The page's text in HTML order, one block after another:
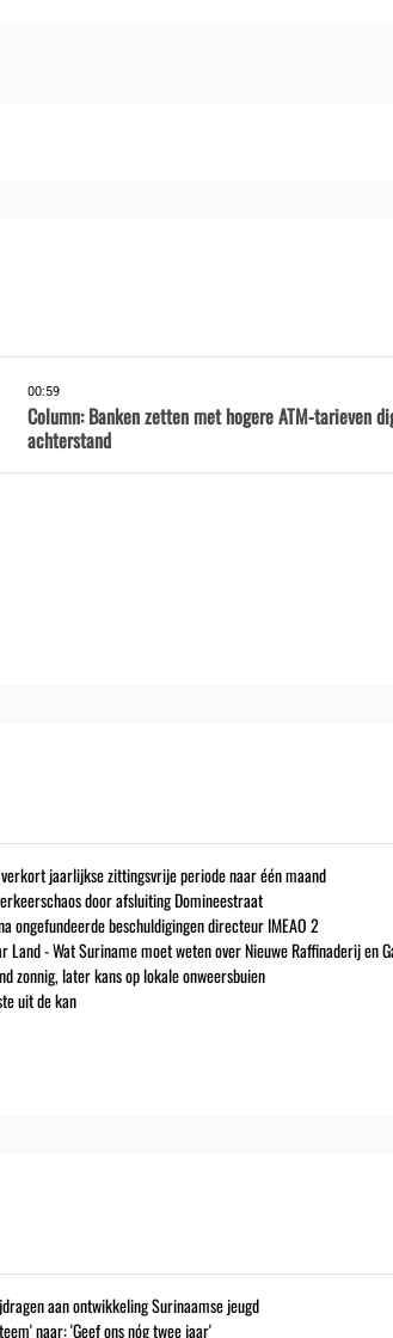
00:59
Column: Banken zetten met hogere ATM-tarieven
achterstand
jaarlijkse zittingsvrije periode naar één maand
door afsluiting Domineestraat
ongefundeerde beschuldigingen directeur IMEAO 2
Land - Wat Suriname moet weten over Nieuwe Raffinaderij en
zonnig, later kans op lokale onweersbuien
uit de kan
aan ontwikkeling Surinaamse jeugd
naar: 'Geef ons nóg twee jaar'